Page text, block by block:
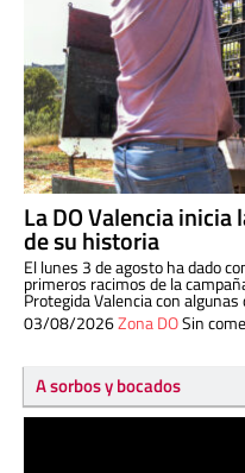
La DO Valencia
de su historia
El lunes 3 de agosto ha dado
primeros racimos de la
Protegida Valencia con
03/08/2026Zona DOSin
A sorbos y bocados